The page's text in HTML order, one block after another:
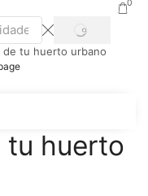
0
SEARCH
de tu huerto urbano
tu huerto